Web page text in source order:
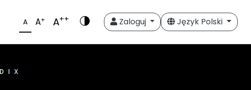
A A+ A++ Zaloguj Język Polski